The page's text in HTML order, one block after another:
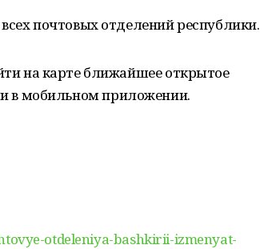
почтовых отделений республики.
на карте ближайшее открытое
в мобильном приложении.
otdeleniya-bashkirii-izmenyat-